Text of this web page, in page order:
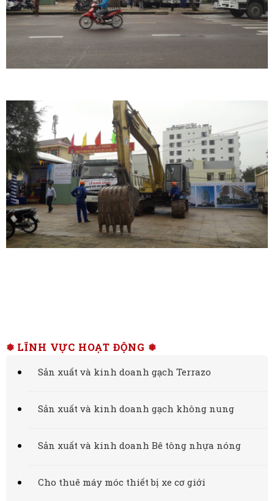
❅ LĨNH VỰC HOẠT ĐỘNG ❅
Sản xuất và kinh doanh gạch Terrazo
Sản xuất và kinh doanh gạch không nung
Sản xuất và kinh doanh Bê tông nhựa nóng
Cho thuê máy móc thiết bị xe cơ giới